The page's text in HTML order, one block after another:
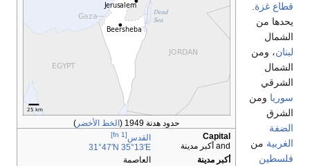
حدود هدنة 1949 ( الخط الأخضر)
Capital
القدس[fn 1]
31°47′N 35°13′E
أكبر مدينة
العاصمة
غزة.
من
، ومن
ومن
من